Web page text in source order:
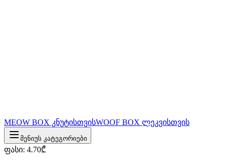
MEOW BOX კნუტისთვისWOOF BOX ლეკვისთვის
მენიუს კატეგორიები
ფასი: 4.70₾